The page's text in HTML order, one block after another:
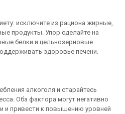
исключите из рациона жирные,
продукты. Упор сделайте на
белки и цельнозерновые
здоровье печени.
алкоголя и старайтесь
Оба фактора могут негативно
и привести к повышению уровней